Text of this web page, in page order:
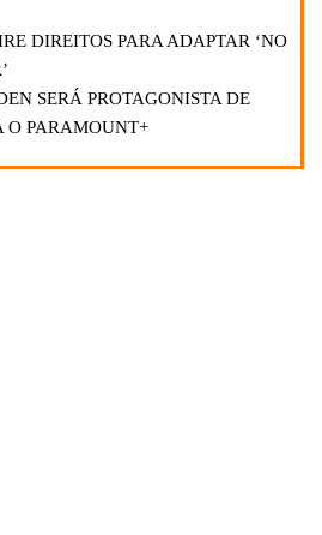
DIREITOS PARA ADAPTAR ‘NO
SERÁ PROTAGONISTA DE
O PARAMOUNT+